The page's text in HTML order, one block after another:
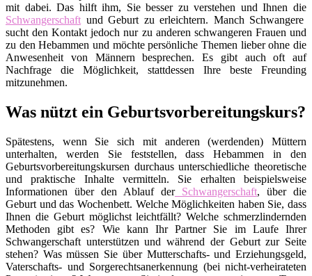
mit dabei. Das hilft ihm, Sie besser zu verstehen und Ihnen die
Schwangerschaft und Geburt zu erleichtern. Manch Schwangere
sucht den Kontakt jedoch nur zu anderen schwangeren Frauen und
zu den Hebammen und möchte persönliche Themen lieber ohne die
Anwesenheit von Männern besprechen. Es gibt auch oft auf
Nachfrage die Möglichkeit, stattdessen Ihre beste Freunding
mitzunehmen.
Was nützt ein Geburtsvorbereitungskurs?
Spätestens, wenn Sie sich mit anderen (werdenden) Müttern
unterhalten, werden Sie feststellen, dass Hebammen in den
Geburtsvorbereitungskursen durchaus unterschiedliche theoretische
und praktische Inhalte vermitteln. Sie erhalten beispielsweise
Informationen über den Ablauf derSchwangerschaft, über die
Geburt und das Wochenbett. Welche Möglichkeiten haben Sie, dass
Ihnen die Geburt möglichst leichtfällt? Welche schmerzlindernden
Methoden gibt es? Wie kann Ihr Partner Sie im Laufe Ihrer
Schwangerschaft unterstützen und während der Geburt zur Seite
stehen? Was müssen Sie über Mutterschafts- und Erziehungsgeld,
Vaterschafts- und Sorgerechtsanerkennung (bei nicht-verheirateten